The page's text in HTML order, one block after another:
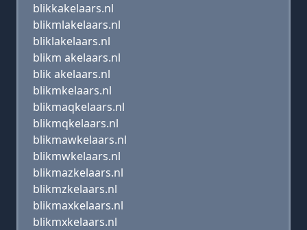
blikkakelaars.nl
blikmlakelaars.nl
bliklakelaars.nl
blikm akelaars.nl
blik akelaars.nl
blikmkelaars.nl
blikmaqkelaars.nl
blikmqkelaars.nl
blikmawkelaars.nl
blikmwkelaars.nl
blikmazkelaars.nl
blikmzkelaars.nl
blikmaxkelaars.nl
blikmxkelaars.nl